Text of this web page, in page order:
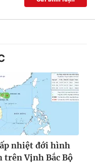
nhiệt đới hình
trên Vịnh Bắc Bộ